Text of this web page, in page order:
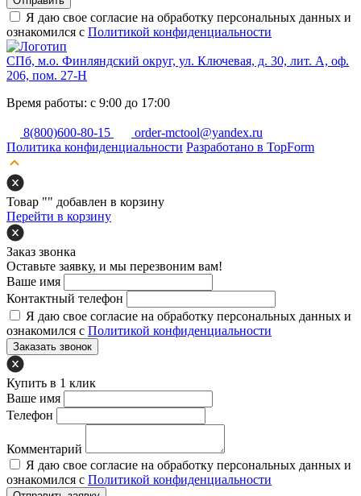
Я даю свое согласие на обработку персональных данных и
ознакомился с Политикой конфиденциальности
СПб, м.о. Финляндский округ, ул. Ключевая, д. 30, лит. А, оф.
206, пом. 27-Н
Время работы: с 9:00 до 17:00
8(800)600-80-15
order-mctool@yandex.ru
Политика конфиденциальности Разработано в TopForm
Товар "" добавлен в корзину
Перейти в корзину
Заказ звонка
Оставьте заявку, и мы перезвоним вам!
Ваше имя
Контактный телефон
Я даю свое согласие на обработку персональных данных и
ознакомился с Политикой конфиденциальности
Заказать звонок
Купить в 1 клик
Ваше имя
Телефон
Комментарий
Я даю свое согласие на обработку персональных данных и
ознакомился с Политикой конфиденциальности